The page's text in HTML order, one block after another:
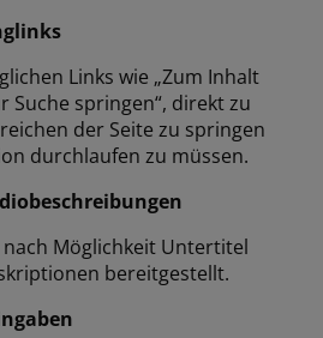
Links wie „Zum Inhalt
Suche springen“, direkt zu
der Seite zu springen
durchlaufen zu müssen.
Möglichkeit Untertitel
bereitgestellt.